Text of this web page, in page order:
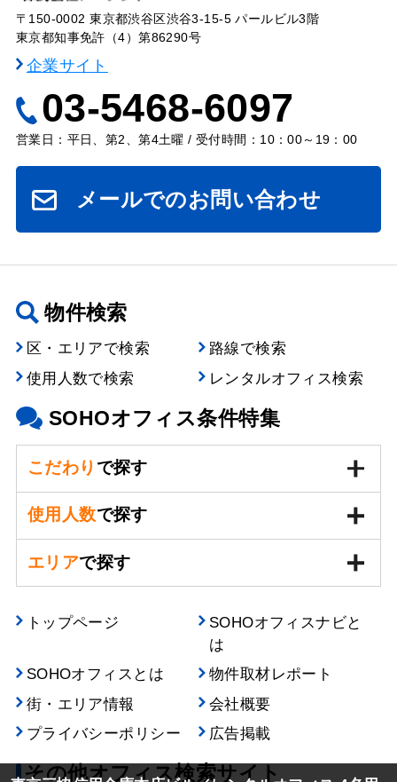
〒150-0002 東京都渋谷区渋谷3-15-5 パールビル3階
東京都知事免許（4）第86290号
企業サイト
03-5468-6097
営業日：平日、第2、第4土曜 / 受付時間：10：00～19：00
メールでのお問い合わせ
物件検索
区・エリアで検索
路線で検索
使用人数で検索
レンタルオフィス検索
SOHOオフィス条件特集
こだわり で探す
使用人数で探す
エリアで探す
トップページ
SOHOオフィスナビと
は
SOHOオフィスとは
物件取材レポート
街・エリア情報
会社概要
プライバシーポリシー
広告掲載
その他オフィス検索サイト